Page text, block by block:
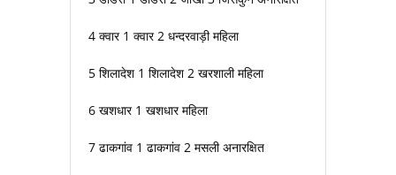
4 क्वार 1 क्वार 2 धन्दरवाड़ी महिला
5 शिलादेश 1 शिलादेश 2 खरशाली महिला
6 खशधार 1 खशधार महिला
7 ढाकगांव 1 ढाकगांव 2 मसली अनारक्षित